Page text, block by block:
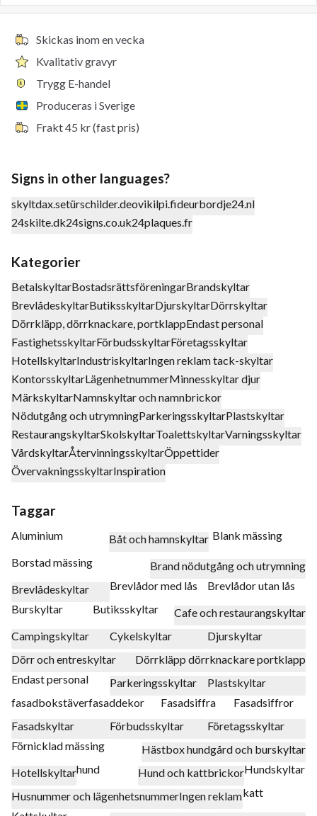
Skickas inom en vecka
Kvalitativ gravyr
Trygg E-handel
Produceras i Sverige
Frakt 45 kr (fast pris)
Signs in other languages?
skyltdax.setürschilder.deovikilpi.fideurbordje24.nl
24skilte.dk24signs.co.uk24plaques.fr
Kategorier
BetalskyltarBostadsrättsföreningarBrandskyltar
BrevlådeskyltarButiksskyltarDjurskyltarDörrskyltar
Dörrkläpp, dörrknackare, portklappEndast personal
FastighetsskyltarFörbudsskyltarFöretagsskyltar
HotellskyltarIndustriskyltarIngen reklam tack-skyltar
KontorsskyltarLägenhetnummerMinnesskyltar djur
MärkskyltarNamnskyltar och namnbrickor
Nödutgång och utrymningParkeringsskyltarPlastskyltar
RestaurangskyltarSkolskyltarToalettskyltarVarningsskyltar
VårdskyltarÅtervinningsskyltarÖppettider
ÖvervakningsskyltarInspiration
Taggar
Aluminium Båt och hamnskyltar Blank mässing
Borstad mässing
Brand nödutgång och utrymning
Brevlådeskyltar
Brevlådor med lås
Brevlådor utan lås
Burskyltar
Butiksskyltar
Cafe och restaurangskyltar
Campingskyltar
Cykelskyltar
Djurskyltar
Dörr och entreskyltar
Dörrkläpp dörrknackare portklapp
Endast personal
Parkeringsskyltar
Plastskyltar
fasadbokstäverfasaddekor Fasadsiffra
Fasadsiffror
Fasadskyltar
Förbudsskyltar
Företagsskyltar
Förnicklad mässing
Hästbox hundgård och burskyltar
Hotellskyltarhund Hund och kattbrickorHundskyltar
Husnummer och lägenhetsnummerIngen reklamkatt